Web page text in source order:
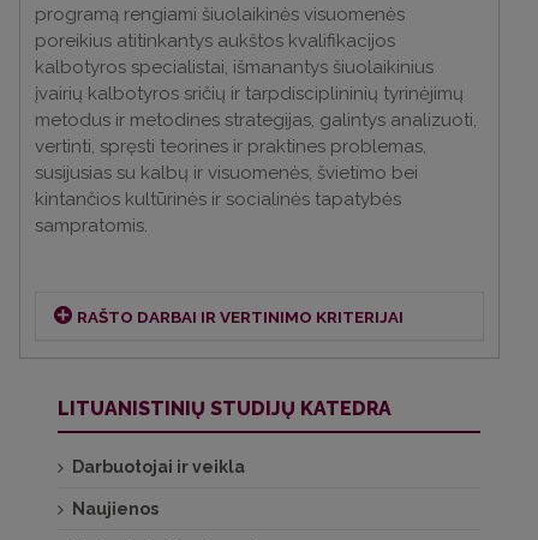
programą rengiami šiuolaikinės visuomenės
poreikius atitinkantys aukštos kvalifikacijos
kalbotyros specialistai, išmanantys šiuolaikinius
įvairių kalbotyros sričių ir tarpdisciplininių tyrinėjimų
metodus ir metodines strategijas, galintys analizuoti,
vertinti, spręsti teorines ir praktines problemas,
susijusias su kalbų ir visuomenės, švietimo bei
kintančios kultūrinės ir socialinės tapatybės
sampratomis.
RAŠTO DARBAI IR VERTINIMO KRITERIJAI
rengimo gairės
LITUANISTINIŲ STUDIJŲ KATEDRA
Darbuotojai ir veikla
Naujienos